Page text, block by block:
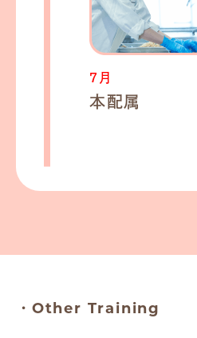
7月
本配属
・Other Training